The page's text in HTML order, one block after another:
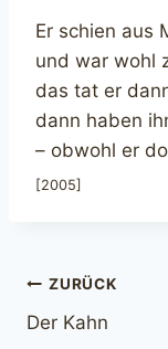
Er schien aus
und war wohl
das tat er
dann haben
– obwohl er
[2005]
ZURÜCK
Der Kahn